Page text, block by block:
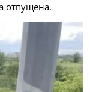
отпущена.